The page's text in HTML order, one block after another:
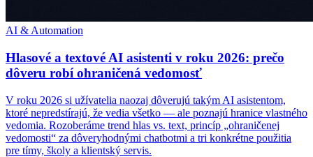
AI & Automation
Hlasové a textové AI asistenti v roku 2026: prečo
dôveru robí ohraničená vedomosť
V roku 2026 si užívatelia naozaj dôverujú takým AI asistentom,
ktoré nepredstírajú, že vedia všetko — ale poznajú hranice vlastného
vedomia. Rozoberáme trend hlas vs. text, princíp „ohraničenej
vedomosti“ za dôveryhodnými chatbotmi a tri konkrétne použitia
pre tímy, školy a klientský servis.